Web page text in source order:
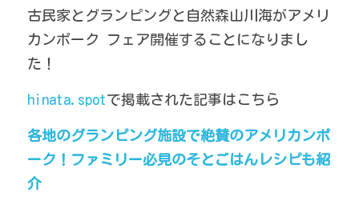
猫食堂
ヤギと烏骨鶏の家
ワカとキリンの家
管理人室
食事
BLOG
すべてのカテゴリ
和心村の日常
観光案内
外国人観光客
検索
古民家とグランピングと自然森山川海がアメリ
カンポーク フェア開催することになりまし
た！
hinata.spotで掲載された記事はこちら
各地のグランピング施設で絶賛のアメリカンポ
ーク！ファミリー必見のそとごはんレシピも紹
介